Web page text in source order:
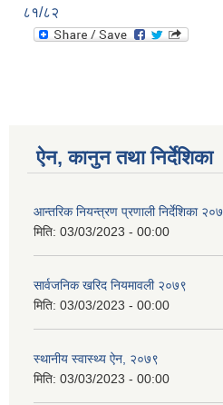
८१/८२
ऐन, कानुन तथा निर्देशिका
आन्तरिक नियन्त्रण प्रणाली निर्देशिका
मिति: 03/03/2023 - 00:00
सार्वजनिक खरिद नियमावली २०७९
मिति: 03/03/2023 - 00:00
स्थानीय स्वास्थ्य ऐन, २०७९
मिति: 03/03/2023 - 00:00